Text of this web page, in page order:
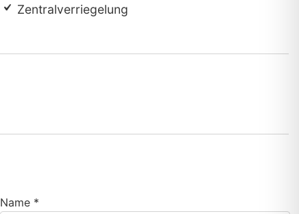
Zentralverriegelung
Name *